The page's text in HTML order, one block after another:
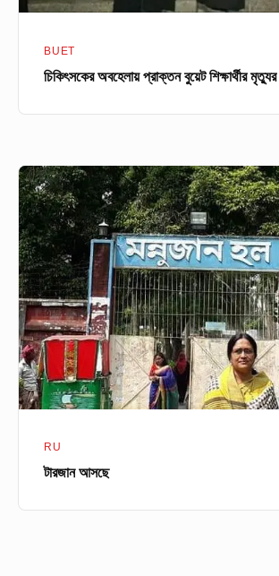
BUET
চিকিৎসকের অবহেলায় প্রাক্তন বুয়েট শিক্ষার্থীর
টারজান
আসছে
RU
টারজান আসছে